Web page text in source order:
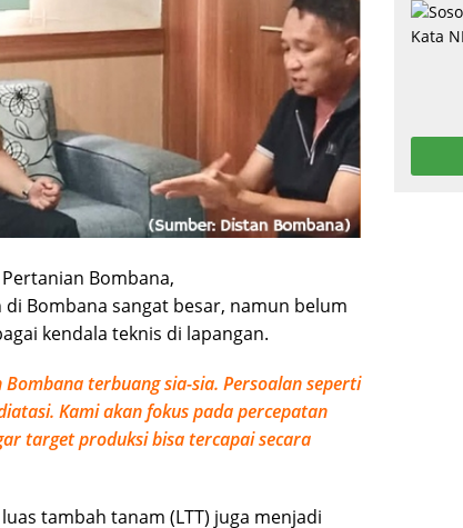
Bombana,
Bombana sangat besar, namun belum
kendala teknis di lapangan.
terbuang sia-sia. Persoalan seperti
Kami akan fokus pada percepatan
target produksi bisa tercapai secara
tambah tanam (LTT) juga menjadi